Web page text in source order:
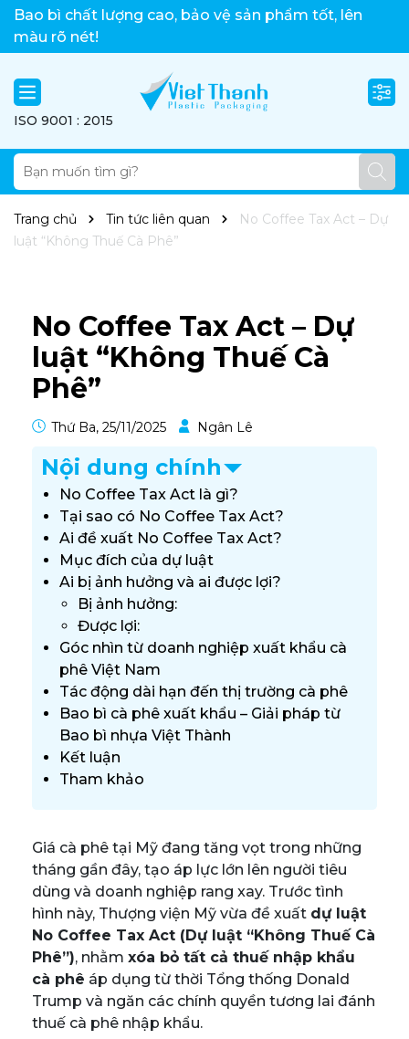
Việt Thành xin chào!
Bao bì chất lượng cao, bảo vệ sản phẩm tốt, lên
màu rõ nét!
ISO 9001 : 2015
Trang chủ Tin tức liên quan
No Coffee Tax Act – Dự
luật “Không Thuế Cà Phê”
No Coffee Tax Act – Dự
luật “Không Thuế Cà
Phê”
Thứ Ba, 25/11/2025 Ngân Lê
Nội dung chính
No Coffee Tax Act là gì?
Tại sao có No Coffee Tax Act?
Ai đề xuất No Coffee Tax Act?
Mục đích của dự luật
Ai bị ảnh hưởng và ai được lợi?
Bị ảnh hưởng:
Được lợi:
Góc nhìn từ doanh nghiệp xuất khẩu cà
phê Việt Nam
Tác động dài hạn đến thị trường cà phê
Bao bì cà phê xuất khẩu – Giải pháp từ
Bao bì nhựa Việt Thành
Kết luận
Tham khảo
Giá cà phê tại Mỹ đang tăng vọt trong những
tháng gần đây, tạo áp lực lớn lên người tiêu
dùng và doanh nghiệp rang xay. Trước tình
hình này, Thượng viện Mỹ vừa đề xuất dự luật
No Coffee Tax Act (Dự luật “Không Thuế Cà
Phê”), nhằm xóa bỏ tất cả thuế nhập khẩu
cà phê áp dụng từ thời Tổng thống Donald
Trump và ngăn các chính quyền tương lai đánh
thuế cà phê nhập khẩu.